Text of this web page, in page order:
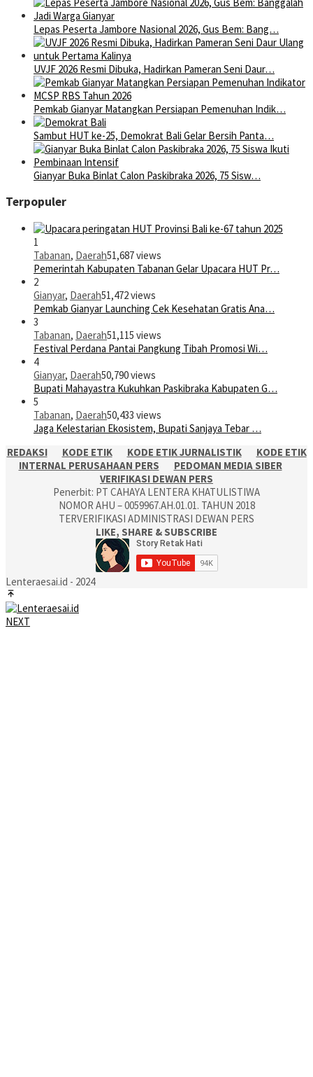
Lepas Peserta Jambore Nasional 2026, Gus Bem: Bang…
UVJF 2026 Resmi Dibuka, Hadirkan Pameran Seni Daur…
Pemkab Gianyar Matangkan Persiapan Pemenuhan Indik…
Sambut HUT ke-25, Demokrat Bali Gelar Bersih Panta…
Gianyar Buka Binlat Calon Paskibraka 2026, 75 Sisw…
Terpopuler
1
Tabanan, Daerah51,687 views
Pemerintah Kabupaten Tabanan Gelar Upacara HUT Pr…
2
Gianyar, Daerah51,472 views
Pemkab Gianyar Launching Cek Kesehatan Gratis Ana…
3
Tabanan, Daerah51,115 views
Festival Perdana Pantai Pangkung Tibah Promosi Wi…
4
Gianyar, Daerah50,790 views
Bupati Mahayastra Kukuhkan Paskibraka Kabupaten G…
5
Tabanan, Daerah50,433 views
Jaga Kelestarian Ekosistem, Bupati Sanjaya Tebar …
REDAKSI
KODE ETIK KODE ETIK JURNALISTIK
KODE ETIK
INTERNAL PERUSAHAAN PERS
PEDOMAN MEDIA SIBER
VERIFIKASI DEWAN PERS
Penerbit: PT CAHAYA LENTERA KHATULISTIWA
NOMOR AHU – 0059967.AH.01.01. TAHUN 2018
TERVERIFIKASI ADMINISTRASI DEWAN PERS
LIKE, SHARE & SUBSCRIBE
Lenteraesai.id - 2024
NEXT